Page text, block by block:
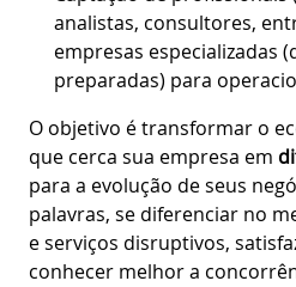
analistas, consultores,
empresas especializadas
preparadas) para
O objetivo é transformar o
que cerca sua empresa em
para a evolução de seus
palavras, se diferenciar no
e serviços disruptivos,
conhecer melhor a